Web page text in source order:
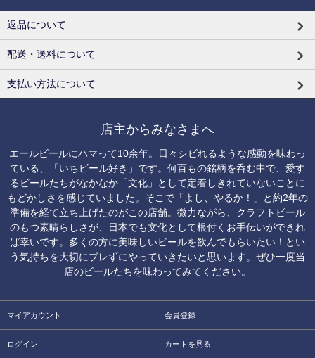
返品について
配送・送料について
支払い方法について
店主からみなさまへ
エールビールにハマって10余年。日々シビれるような感動を味わっ
ている、「いちビール好き」です。何百もの銘柄を呑む中で、愛す
るビールたちがなかなか「文化」として定着しきれていないことに
もどかしさを感じていました。そこで「よし、やるか！」と約2年の
準備を経て立ち上げたのがこの店舗。微力ながら、クラフトビール
のもつ素晴らしさが、日本でも文化として根付くお手伝いができれ
ば幸いです。多くの方に美味しいビールを飲んでもらいたい！とい
う気持ちを大切にブレずにやっていきたいと思います。ぜひ一度当
店のビールたちを味わってみてください。
マイアカウント 会員登録
ログイン カートを見る